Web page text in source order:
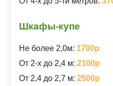
Шкафы-купе
Не более 2,0м: 1700р
От 2-х до 2,4 м: 2100р
От 2,4 до 2,7 м: 2500р